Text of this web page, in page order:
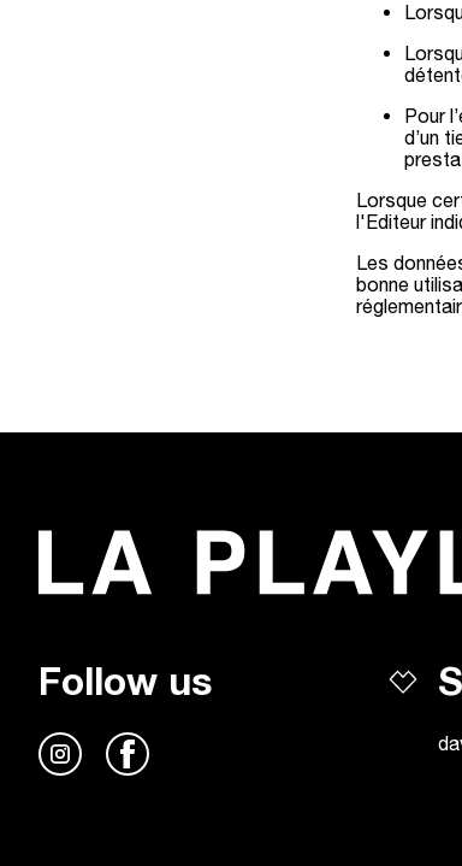
Pour
d’un
Lorsque
l'Editeur
Les
bonne
Follow us